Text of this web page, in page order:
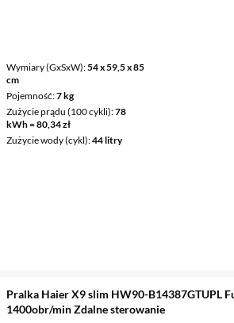
Wymiary (GxSxW) 54 x 59,5 x 85
cm
Pojemność 7 kg
Zużycie prądu (100 cykli) 78
kWh = 80,34 zł
Zużycie wody (cykl) 44 litry
Pralka Haier X9 slim HW90-B14387GTUPL
1400obr/min Zdalne sterowanie